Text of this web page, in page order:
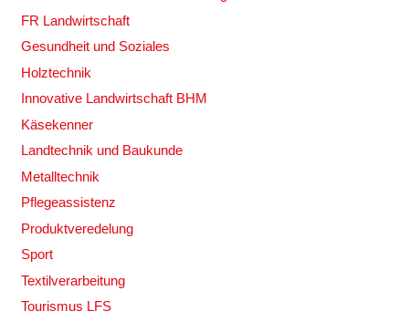
FR Landwirtschaft
Gesundheit und Soziales
Holztechnik
Innovative Landwirtschaft BHM
Käsekenner
Landtechnik und Baukunde
Metalltechnik
Pflegeassistenz
Produktveredelung
Sport
Textilverarbeitung
Tourismus LFS